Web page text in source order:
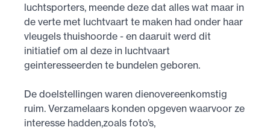
luchtsporters, meende deze dat alles wat maar in
de verte met luchtvaart te maken had onder haar
vleugels thuishoorde - en daaruit werd dit
initiatief om al deze in luchtvaart
geinteresseerden te bundelen geboren.
De doelstellingen waren dienovereenkomstig
ruim. Verzamelaars konden opgeven waarvoor ze
interesse hadden,zoals foto’s,